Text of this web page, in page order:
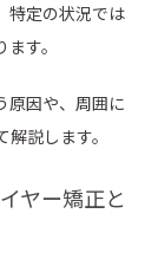
特定の状況では
す。
原因や、周囲に
説します。
ヤー矯正と